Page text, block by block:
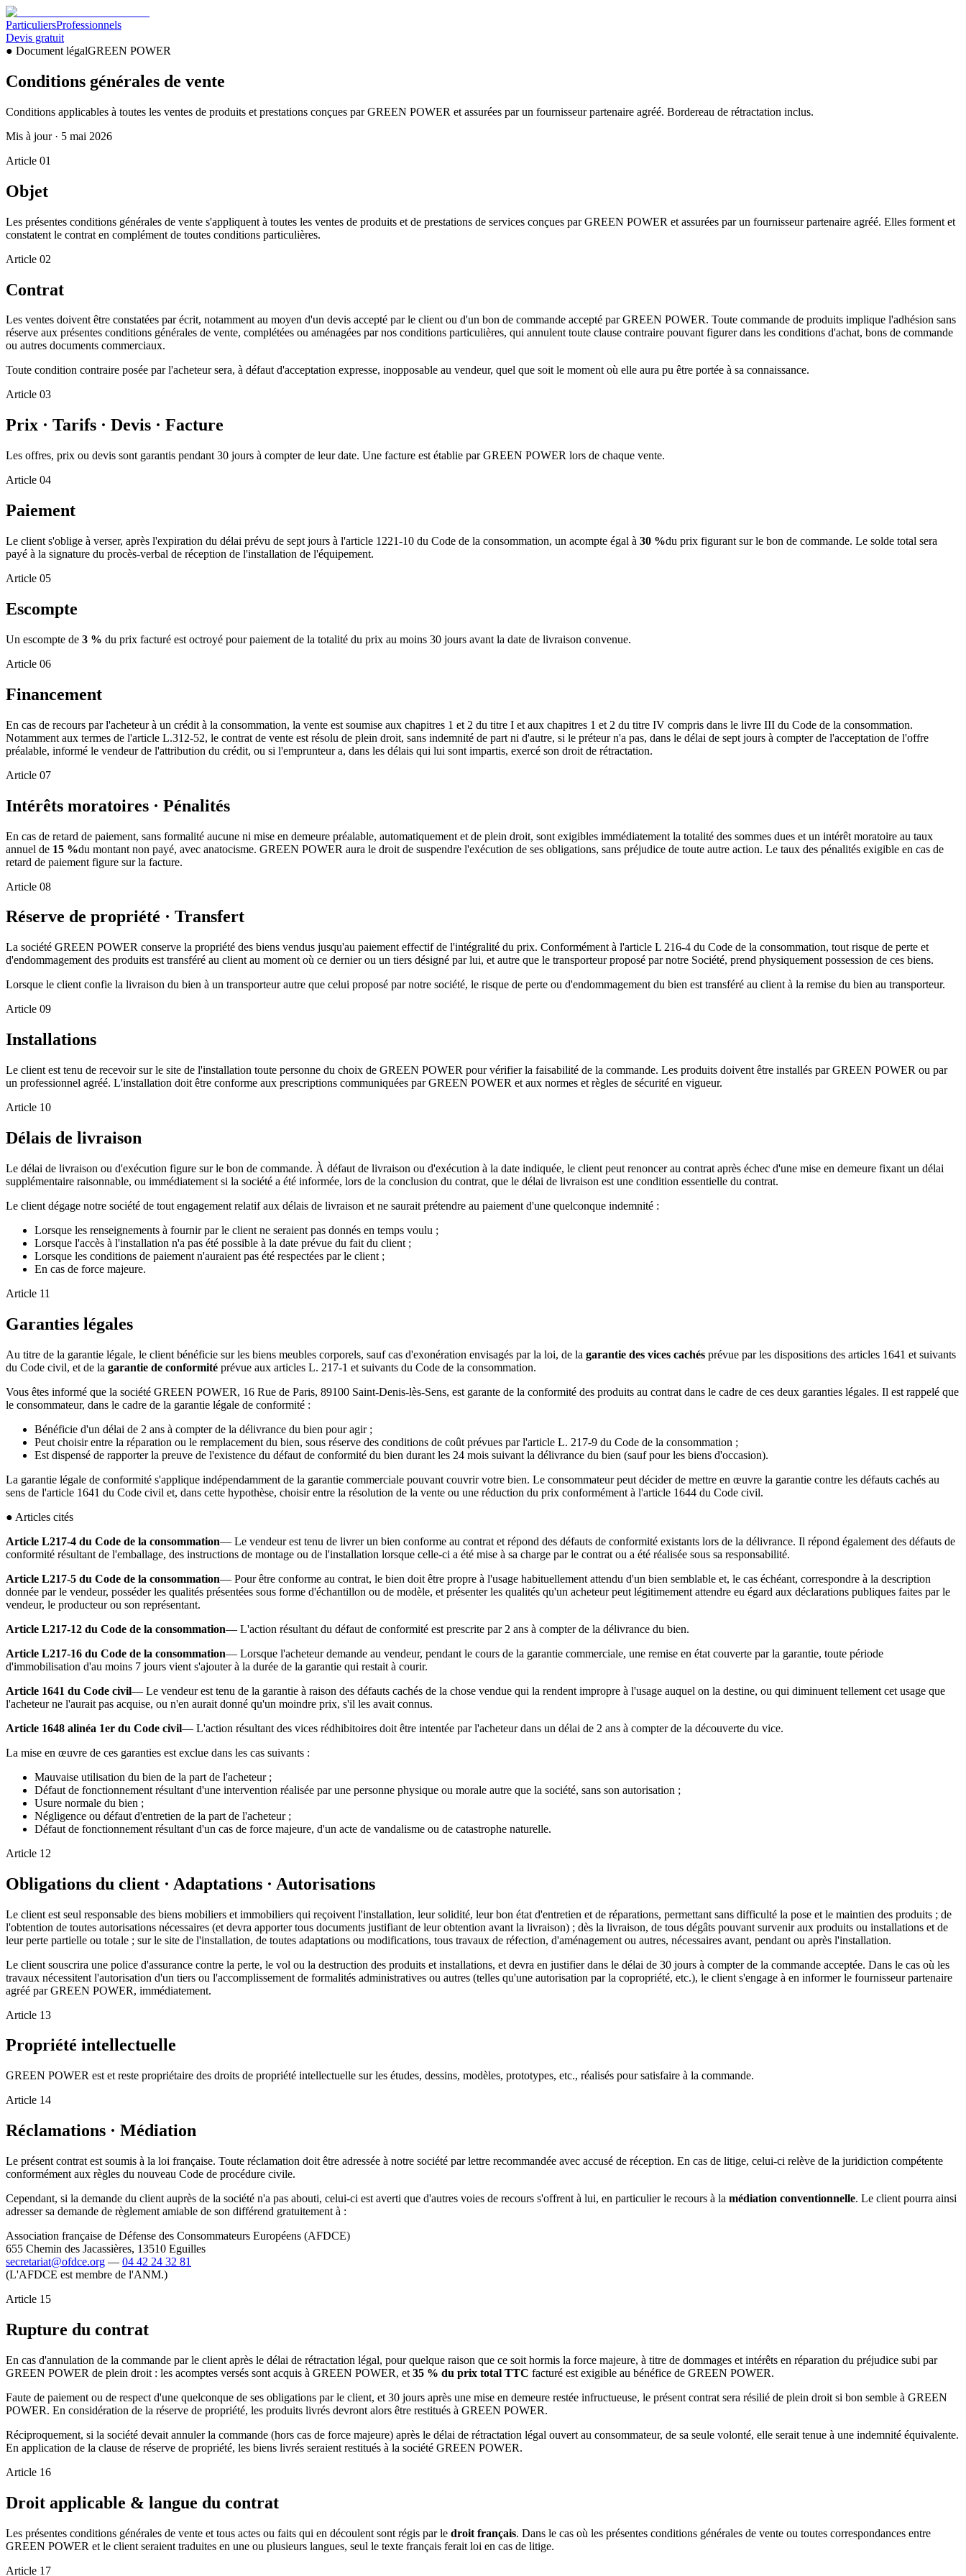
ParticuliersProfessionnels
Devis gratuit
● Document légalGREEN POWER
Conditions générales de vente
Conditions applicables à toutes les ventes de produits et prestations conçues par GREEN POWER et assurées par un fournisseur partenaire agréé. Bordereau de rétractation inclus.
Mis à jour · 5 mai 2026
Article 01
Objet
Les présentes conditions générales de vente s'appliquent à toutes les ventes de produits et de prestations de services conçues par GREEN POWER et assurées par un fournisseur partenaire agréé. Elles forment et
constatent le contrat en complément de toutes conditions particulières.
Article 02
Contrat
Les ventes doivent être constatées par écrit, notamment au moyen d'un devis accepté par le client ou d'un bon de commande accepté par GREEN POWER. Toute commande de produits implique l'adhésion sans
réserve aux présentes conditions générales de vente, complétées ou aménagées par nos conditions particulières, qui annulent toute clause contraire pouvant figurer dans les conditions d'achat, bons de commande
ou autres documents commerciaux.
Toute condition contraire posée par l'acheteur sera, à défaut d'acceptation expresse, inopposable au vendeur, quel que soit le moment où elle aura pu être portée à sa connaissance.
Article 03
Prix · Tarifs · Devis · Facture
Les offres, prix ou devis sont garantis pendant 30 jours à compter de leur date. Une facture est établie par GREEN POWER lors de chaque vente.
Article 04
Paiement
Le client s'oblige à verser, après l'expiration du délai prévu de sept jours à l'article 1221-10 du Code de la consommation, un acompte égal à 30 %du prix figurant sur le bon de commande. Le solde total sera
payé à la signature du procès-verbal de réception de l'installation de l'équipement.
Article 05
Escompte
Un escompte de 3 % du prix facturé est octroyé pour paiement de la totalité du prix au moins 30 jours avant la date de livraison convenue.
Article 06
Financement
En cas de recours par l'acheteur à un crédit à la consommation, la vente est soumise aux chapitres 1 et 2 du titre I et aux chapitres 1 et 2 du titre IV compris dans le livre III du Code de la consommation.
Notamment aux termes de l'article L.312-52, le contrat de vente est résolu de plein droit, sans indemnité de part ni d'autre, si le préteur n'a pas, dans le délai de sept jours à compter de l'acceptation de l'offre
préalable, informé le vendeur de l'attribution du crédit, ou si l'emprunteur a, dans les délais qui lui sont impartis, exercé son droit de rétractation.
Article 07
Intérêts moratoires · Pénalités
En cas de retard de paiement, sans formalité aucune ni mise en demeure préalable, automatiquement et de plein droit, sont exigibles immédiatement la totalité des sommes dues et un intérêt moratoire au taux
annuel de 15 %du montant non payé, avec anatocisme. GREEN POWER aura le droit de suspendre l'exécution de ses obligations, sans préjudice de toute autre action. Le taux des pénalités exigible en cas de
retard de paiement figure sur la facture.
Article 08
Réserve de propriété · Transfert
La société GREEN POWER conserve la propriété des biens vendus jusqu'au paiement effectif de l'intégralité du prix. Conformément à l'article L 216-4 du Code de la consommation, tout risque de perte et
d'endommagement des produits est transféré au client au moment où ce dernier ou un tiers désigné par lui, et autre que le transporteur proposé par notre Société, prend physiquement possession de ces biens.
Lorsque le client confie la livraison du bien à un transporteur autre que celui proposé par notre société, le risque de perte ou d'endommagement du bien est transféré au client à la remise du bien au transporteur.
Article 09
Installations
Le client est tenu de recevoir sur le site de l'installation toute personne du choix de GREEN POWER pour vérifier la faisabilité de la commande. Les produits doivent être installés par GREEN POWER ou par
un professionnel agréé. L'installation doit être conforme aux prescriptions communiquées par GREEN POWER et aux normes et règles de sécurité en vigueur.
Article 10
Délais de livraison
Le délai de livraison ou d'exécution figure sur le bon de commande. À défaut de livraison ou d'exécution à la date indiquée, le client peut renoncer au contrat après échec d'une mise en demeure fixant un délai
supplémentaire raisonnable, ou immédiatement si la société a été informée, lors de la conclusion du contrat, que le délai de livraison est une condition essentielle du contrat.
Le client dégage notre société de tout engagement relatif aux délais de livraison et ne saurait prétendre au paiement d'une quelconque indemnité :
Lorsque les renseignements à fournir par le client ne seraient pas donnés en temps voulu ;
Lorsque l'accès à l'installation n'a pas été possible à la date prévue du fait du client ;
Lorsque les conditions de paiement n'auraient pas été respectées par le client ;
En cas de force majeure.
Article 11
Garanties légales
Au titre de la garantie légale, le client bénéficie sur les biens meubles corporels, sauf cas d'exonération envisagés par la loi, de la garantie des vices cachés prévue par les dispositions des articles 1641 et suivants
du Code civil, et de la garantie de conformité prévue aux articles L. 217-1 et suivants du Code de la consommation.
Vous êtes informé que la société GREEN POWER, 16 Rue de Paris, 89100 Saint-Denis-lès-Sens, est garante de la conformité des produits au contrat dans le cadre de ces deux garanties légales. Il est rappelé que
le consommateur, dans le cadre de la garantie légale de conformité :
Bénéficie d'un délai de 2 ans à compter de la délivrance du bien pour agir ;
Peut choisir entre la réparation ou le remplacement du bien, sous réserve des conditions de coût prévues par l'article L. 217-9 du Code de la consommation ;
Est dispensé de rapporter la preuve de l'existence du défaut de conformité du bien durant les 24 mois suivant la délivrance du bien (sauf pour les biens d'occasion).
La garantie légale de conformité s'applique indépendamment de la garantie commerciale pouvant couvrir votre bien. Le consommateur peut décider de mettre en œuvre la garantie contre les défauts cachés au
sens de l'article 1641 du Code civil et, dans cette hypothèse, choisir entre la résolution de la vente ou une réduction du prix conformément à l'article 1644 du Code civil.
● Articles cités
Article L217-4 du Code de la consommation— Le vendeur est tenu de livrer un bien conforme au contrat et répond des défauts de conformité existants lors de la délivrance. Il répond également des défauts de
conformité résultant de l'emballage, des instructions de montage ou de l'installation lorsque celle-ci a été mise à sa charge par le contrat ou a été réalisée sous sa responsabilité.
Article L217-5 du Code de la consommation— Pour être conforme au contrat, le bien doit être propre à l'usage habituellement attendu d'un bien semblable et, le cas échéant, correspondre à la description
donnée par le vendeur, posséder les qualités présentées sous forme d'échantillon ou de modèle, et présenter les qualités qu'un acheteur peut légitimement attendre eu égard aux déclarations publiques faites par le
vendeur, le producteur ou son représentant.
Article L217-12 du Code de la consommation— L'action résultant du défaut de conformité est prescrite par 2 ans à compter de la délivrance du bien.
Article L217-16 du Code de la consommation— Lorsque l'acheteur demande au vendeur, pendant le cours de la garantie commerciale, une remise en état couverte par la garantie, toute période
d'immobilisation d'au moins 7 jours vient s'ajouter à la durée de la garantie qui restait à courir.
Article 1641 du Code civil— Le vendeur est tenu de la garantie à raison des défauts cachés de la chose vendue qui la rendent impropre à l'usage auquel on la destine, ou qui diminuent tellement cet usage que
l'acheteur ne l'aurait pas acquise, ou n'en aurait donné qu'un moindre prix, s'il les avait connus.
Article 1648 alinéa 1er du Code civil— L'action résultant des vices rédhibitoires doit être intentée par l'acheteur dans un délai de 2 ans à compter de la découverte du vice.
La mise en œuvre de ces garanties est exclue dans les cas suivants :
Mauvaise utilisation du bien de la part de l'acheteur ;
Défaut de fonctionnement résultant d'une intervention réalisée par une personne physique ou morale autre que la société, sans son autorisation ;
Usure normale du bien ;
Négligence ou défaut d'entretien de la part de l'acheteur ;
Défaut de fonctionnement résultant d'un cas de force majeure, d'un acte de vandalisme ou de catastrophe naturelle.
Article 12
Obligations du client · Adaptations · Autorisations
Le client est seul responsable des biens mobiliers et immobiliers qui reçoivent l'installation, leur solidité, leur bon état d'entretien et de réparations, permettant sans difficulté la pose et le maintien des produits ; de
l'obtention de toutes autorisations nécessaires (et devra apporter tous documents justifiant de leur obtention avant la livraison) ; dès la livraison, de tous dégâts pouvant survenir aux produits ou installations et de
leur perte partielle ou totale ; sur le site de l'installation, de toutes adaptations ou modifications, tous travaux de réfection, d'aménagement ou autres, nécessaires avant, pendant ou après l'installation.
Le client souscrira une police d'assurance contre la perte, le vol ou la destruction des produits et installations, et devra en justifier dans le délai de 30 jours à compter de la commande acceptée. Dans le cas où les
travaux nécessitent l'autorisation d'un tiers ou l'accomplissement de formalités administratives ou autres (telles qu'une autorisation par la copropriété, etc.), le client s'engage à en informer le fournisseur partenaire
agréé par GREEN POWER, immédiatement.
Article 13
Propriété intellectuelle
GREEN POWER est et reste propriétaire des droits de propriété intellectuelle sur les études, dessins, modèles, prototypes, etc., réalisés pour satisfaire à la commande.
Article 14
Réclamations · Médiation
Le présent contrat est soumis à la loi française. Toute réclamation doit être adressée à notre société par lettre recommandée avec accusé de réception. En cas de litige, celui-ci relève de la juridiction compétente
conformément aux règles du nouveau Code de procédure civile.
Cependant, si la demande du client auprès de la société n'a pas abouti, celui-ci est averti que d'autres voies de recours s'offrent à lui, en particulier le recours à la médiation conventionnelle. Le client pourra ainsi
adresser sa demande de règlement amiable de son différend gratuitement à :
Association française de Défense des Consommateurs Européens (AFDCE)
655 Chemin des Jacassières, 13510 Eguilles
secretariat@ofdce.org — 04 42 24 32 81
(L'AFDCE est membre de l'ANM.)
Article 15
Rupture du contrat
En cas d'annulation de la commande par le client après le délai de rétractation légal, pour quelque raison que ce soit hormis la force majeure, à titre de dommages et intérêts en réparation du préjudice subi par
GREEN POWER de plein droit : les acomptes versés sont acquis à GREEN POWER, et 35 % du prix total TTC facturé est exigible au bénéfice de GREEN POWER.
Faute de paiement ou de respect d'une quelconque de ses obligations par le client, et 30 jours après une mise en demeure restée infructueuse, le présent contrat sera résilié de plein droit si bon semble à GREEN
POWER. En considération de la réserve de propriété, les produits livrés devront alors être restitués à GREEN POWER.
Réciproquement, si la société devait annuler la commande (hors cas de force majeure) après le délai de rétractation légal ouvert au consommateur, de sa seule volonté, elle serait tenue à une indemnité équivalente.
En application de la clause de réserve de propriété, les biens livrés seraient restitués à la société GREEN POWER.
Article 16
Droit applicable & langue du contrat
Les présentes conditions générales de vente et tous actes ou faits qui en découlent sont régis par le droit français. Dans le cas où les présentes conditions générales de vente ou toutes correspondances entre
GREEN POWER et le client seraient traduites en une ou plusieurs langues, seul le texte français ferait loi en cas de litige.
Article 17